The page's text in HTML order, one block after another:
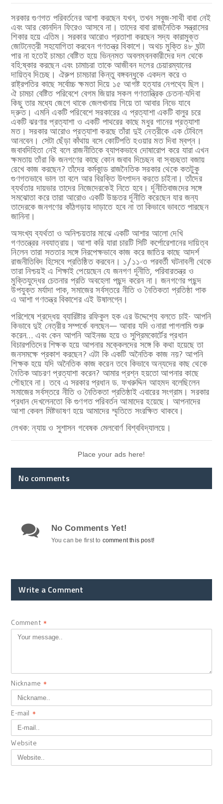
সরকার গুণগত পরিবর্তনের আশা করছেন যখন, তখন সবুজ-সাথী বাবা নেই
এবং আর কোনদিন ফিরেও আসবে না। তাদের বাবা রাজনৈতিক সন্ত্রাসের
শিকার হয়ে এতিম। সরকার আরোও প্রতাশা করছেন সদ্য কারামুক্ত
জোটনেত্রী সহযোগিতা করবেন গণতন্ত্র বিকাশে। অথচ মুক্তি ৪৮ ঘন্টা
পার না হতেই চামচা বেষ্টিত হয়ে ভিন্নমত অবলম্বনকারীদের দল থেকে
বহি:ষ্কার করছেন এবং চামাচরা তাকে আজীবন দলের চেয়ারম্যানের
দায়িত্ব দিচেছ। ঐরুপ চামচারা কিন্তু বঙ্গবন্ধুকে একদল করে ও
রাষ্ট্রপতির কাছে সর্বোচ্চ ক্ষমতা দিয়ে ১৫ আগষ্ট হত্যার নেপথ্যে ছিল।
ঐ চামচা বেষ্টিত পরিবেশে বেগম জিয়ার সকল গণতান্ত্রিক চেতনা-যদিবা
কিছু তার মধ্যে জেগে থাকে জেলখানায় গিয়ে তা আবার নিভে যাবে
দ্রুত। এমনি একটি পরিবেশে সরকারের এ প্রত্যাশা একটি বালুর চরে
একটি ঝরণার প্রত্যাশা ও একটি পাথরের কাছে মধুর গানের প্রত্যাশা
মত। সরকার আরোও প্রত্যাশা করছে তাঁরা দুই নেত্রীকে এক টেবিলে
আনবেন। সেটা ছেঁড়া কাঁথায় বসে কোটিপতি হওয়ার মত দিবা ম্বপ্ন।
জবাবদিহিতা নেই বলে রাজনীতিকে ব্যাপকভাবে দোষারোপ করে যারা এখন
ক্ষমতায় তাঁরা কি জনগণের কাছে কোন জবাব দিচেছন বা স্বচছতা বজায়
রেখে কাজ করছেন? তাঁদের কর্মকান্ড রাজনৈতিক সরকার থেকে কতটুকু
গুণগতভাবে ভাল তা বলে আর বিরক্তি উৎপাদন করতে চাইনা। তাঁদের
ব্যর্থতার দায়ভার তাদের নিজেদেরকেই নিতে হবে। র্দূনীতিবাজদের সঙ্গে
সমঝোতা করে তারা আরোও একটি উচ্চতর র্দূনীতি করেছেন যার জন্য
তাদেরকে জনগণের কাঁঠগড়ায় দাড়াতে হবে না তা কিভাবে ভাবতে পারছেন
জানিনা।
অসংখ্য ব্যর্থতা ও অনিশ্চয়তার মাঝে একটি আশার আলো দেখি
গণতন্ত্রের নবযাত্রায়। আশা করি যারা চারটি সিটি কর্পোরেশানের দায়িত্ব
নিলেন তারা সততার সঙ্গে নিরপেক্ষভাবে কাজ করে জাতির কাছে আদর্শ
রাজনীতিবিদ হিসেবে প্রতিষ্ঠিত করবেন। ১/১১-ও পরবর্তী ঘটনাবলী থেকে
তারা নিশ্চয়ই এ শিক্ষাই পেয়েছেন যে জনগণ র্দূনীতি, পরিবারতন্ত্র ও
মুক্তিযুদ্ধের চেতনার প্রতি অবহেলা পছন্দ করেন না। জনগণের পছন্দ
উপযুক্ত মর্যাদা পাক, সমাজের সর্বস্তরে নীতি ও নৈতিকতা প্রতিষ্ঠা পাক
এ আশা গণতন্ত্র বিকাশের এই উষালগ্নে।
পরিশেষে শ্রদ্ধেয় ব্যারিষ্টার রফিকুল হক এর উদ্দেশ্যে বলতে চাই- আপনি
কিভাবে দুই নেত্রীর সম্পর্কে বলছেন— আবার যদি ওনারা পাগলামি শুরু
করেন… এবং কেন আপনি আইনজ্ঞ হয়ে ও সুপ্রিমকোর্টের প্রধান
বিচারপতিদের শিক্ষক হয়ে আপনার মক্কেলদের সঙ্গে কি কথা হয়েছে তা
জনসমক্ষে প্রকাশ করছেন? এটা কি একটি অনৈতিক কাজ নয়? আপনি
শিক্ষক হয়ে যদি অনৈতিক কাজ করেন তবে কিভাবে অন্যদের কাছ থেকে
নৈতিক আচরণ প্রত্যাশা করেন? আমার প্রশ্ন হয়তো আপনার কাছে
পৌছাবে না। তবে এ সরকার প্রধান ড. ফখরুদ্দিন আহমদ বলেছিলেন
সমাজের সর্বস্তরে নীতি ও নৈতিকতা প্রতিষ্ঠাই এবারের সংগ্রাম। সরকার
প্রধান দেখলেনতো কি গুণগত পরিবর্তন আমাদের হয়েছে। আপনাদের
আশা কেবল মিষ্টভাষণ হয়ে আমাদের ম্মৃতিতে সংরক্ষিত থাকবে।
লেখক: ন্যায় ও সুশাসন গবেষক মেলবোর্ণ বিশ্ববিদ্যালয়ে।
Place your ads here!
No comments
No Comments Yet!
You can be first to comment this post!
Write a Comment
Comment *
Nickname *
E-mail *
Website